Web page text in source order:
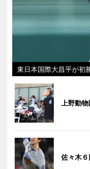
東日本国際大昌平が
上野動
佐々木